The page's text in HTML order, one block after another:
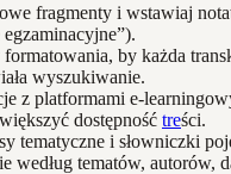
fragmenty i wstawiaj
by każda
wyszukiwanie.
z platformami e-
dostępność treści.
tematyczne i słowniczki
według tematów, autorów,